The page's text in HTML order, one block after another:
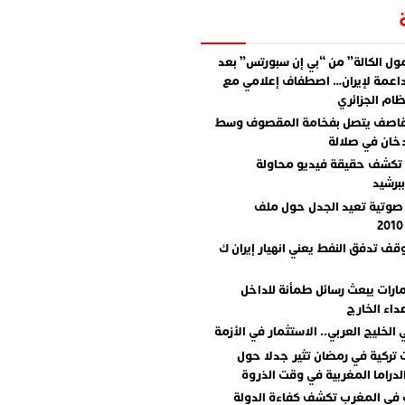
الكالة” من “بي إن سبورتس” بعد
لإيران… اصطفاف إعلامي مع
الجزائري
يتصل بفخامة المقصوف وسط
في صلالة
تكشف حقيقة فيديو محاولة
صوتية تعيد الجدل حول ملف
تدفق النفط يعني انهيار إيران ك
يبعث رسائل طمأنة للداخل
الخارج
الخليج العربي.. الاستثمار في الأزمة
في رمضان تثير جدلا حول
المغربية في وقت الذروة
في المغرب تكشف كفاءة الدولة